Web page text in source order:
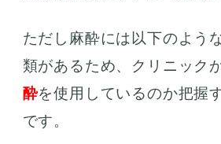
ただし麻酔には以下のよう
類があるため、クリニック
酔を使用しているのか把握
です。